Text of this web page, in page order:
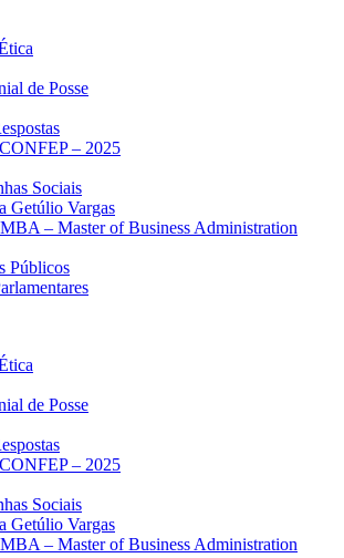
de Posse
– 2025
Sociais
Getúlio Vargas
– Master of Business Administration
Públicos
de Posse
– 2025
Sociais
Getúlio Vargas
– Master of Business Administration